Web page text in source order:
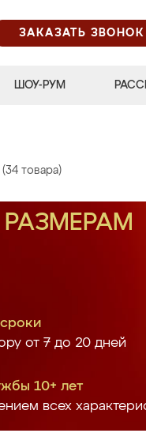
ЗАКАЗАТЬ ЗВОНОК
ШОУ-РУМ
(34 товара)
от 7 до 20 дней
10+ лет
всех